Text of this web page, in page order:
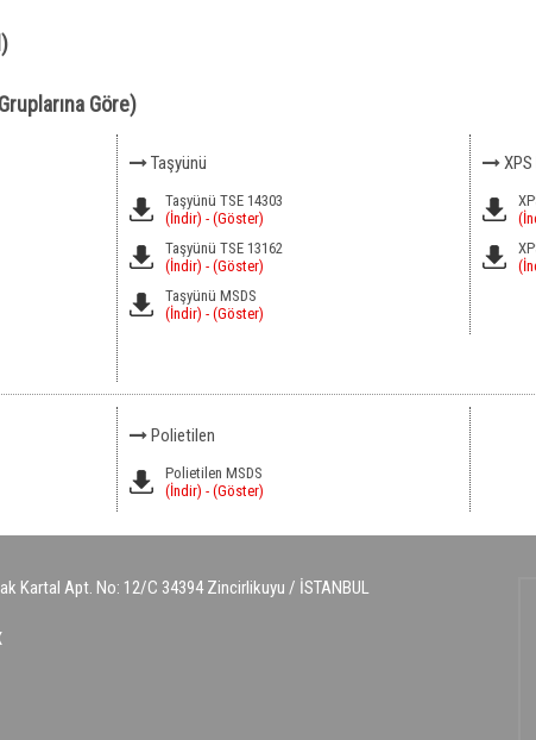
Göre)
Taşyünü
Taşyünü TSE 14303
(İndir) - (Göster)
Taşyünü TSE 13162
(İndir) - (Göster)
Taşyünü MSDS
(İndir) - (Göster)
Polietilen
Polietilen MSDS
(İndir) - (Göster)
Kartal Apt. No: 12/C 34394 Zincirlikuyu / İSTANBUL